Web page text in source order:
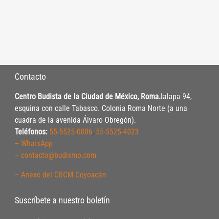
Contacto
Centro Budista de la Ciudad de México, RomaJalapa 94,
esquina con calle Tabasco. Colonia Roma Norte (a una
cuadra de la avenida Álvaro Obregón).
Teléfonos: 55-5525-0086, 55-5525-4023
– WhatsApp
– contacto@budismo.com
– Anexo del CBCM Coyoacán
Suscríbete a nuestro boletín